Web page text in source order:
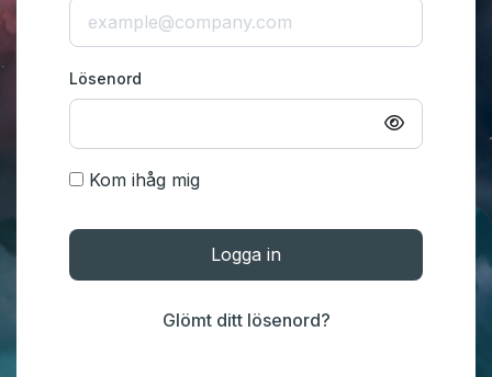
Lösenord
Kom ihåg mig
Logga in
Glömt ditt lösenord?